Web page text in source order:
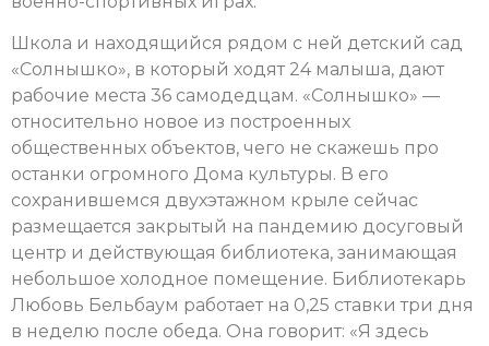
Школа и находящийся рядом с ней детский сад
«Солнышко», в который ходят 24 малыша, дают
рабочие места 36 самодедцам. «Солнышко» —
относительно новое из построенных
общественных объектов, чего не скажешь про
останки огромного Дома культуры. В его
сохранившемся двухэтажном крыле сейчас
размещается закрытый на пандемию досуговый
центр и действующая библиотека, занимающая
небольшое холодное помещение. Библиотекарь
Любовь Бельбаум работает на 0,25 ставки три дня
в неделю после обеда. Она говорит: «Я здесь